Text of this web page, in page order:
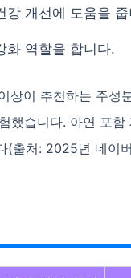
강 개선에 도움을
화 역할을 합니다.
상이 추천하는 주성
했습니다. 아연 포
(출처: 2025년 네이